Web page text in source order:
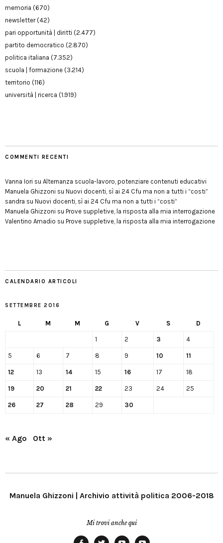
memoria (670)
newsletter(42)
pari opportunità | diritti (2.477)
partito democratico (2.870)
politica italiana (7.352)
scuola | formazione (3.214)
territorio (116)
università | ricerca (1.919)
COMMENTI RECENTI
Vanna Iori su Alternanza scuola-lavoro, potenziare contenuti educativi
Manuela Ghizzoni su Nuovi docenti, sì ai 24 Cfu ma non a tutti i “costi”
sandra su Nuovi docenti, sì ai 24 Cfu ma non a tutti i “costi”
Manuela Ghizzoni su Prove suppletive, la risposta alla mia interrogazione
Valentino Amadio su Prove suppletive, la risposta alla mia interrogazione
CALENDARIO ARTICOLI
SETTEMBRE 2016
L M M G V S D
1 2 3 4
5 6 7 8 9 10 11
12 13 14 15 16 17 18
19 20 21 22 23 24 25
26 27 28 29 30
« Ago Ott »
Manuela Ghizzoni | Archivio attività politica 2006-2018
Mi trovi anche qui